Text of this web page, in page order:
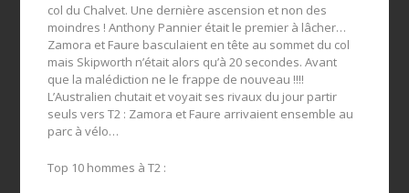
col du Chalvet. Une dernière ascension et non des
moindres ! Anthony Pannier était le premier à lâcher…
Zamora et Faure basculaient en tête au sommet du col
mais Skipworth n’était alors qu’à 20 secondes. Avant
que la malédiction ne le frappe de nouveau !!!!
L’Australien chutait et voyait ses rivaux du jour partir
seuls vers T2 : Zamora et Faure arrivaient ensemble au
parc à vélo…
Top 10 hommes à T2 :